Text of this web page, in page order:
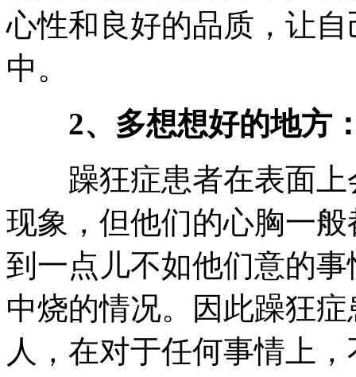
心性和良好的品质，让
中。
2、多想想好的地方
躁狂症患者在表面上
现象，但他们的心胸一
到一点儿不如他们意的
中烧的情况。因此躁狂
人，在对于任何事情上